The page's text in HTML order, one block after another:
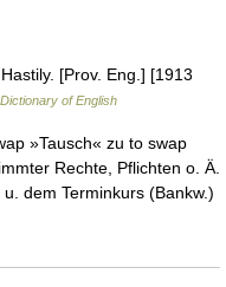
[Prov. Eng.] [1913
of English
»Tausch« zu to swap
Rechte, Pflichten o. Ä.
dem Terminkurs (Bankw.)